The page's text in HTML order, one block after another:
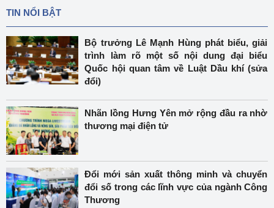
TIN NỔI BẬT
Bộ trưởng Lê Mạnh Hùng phát biểu, giải
trình làm rõ một số nội dung đại biểu
Quốc hội quan tâm về Luật Dầu khí (sửa
đổi)
Nhãn lồng Hưng Yên mở rộng đầu ra nhờ
thương mại điện tử
Đổi mới sản xuất thông minh và chuyển
đổi số trong các lĩnh vực của ngành Công
Thương